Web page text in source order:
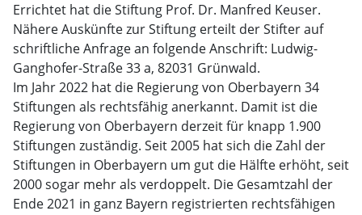
Errichtet hat die Stiftung Prof. Dr. Manfred Keuser.
Nähere Auskünfte zur Stiftung erteilt der Stifter auf
schriftliche Anfrage an folgende Anschrift: Ludwig-
Ganghofer-Straße 33 a, 82031 Grünwald.
Im Jahr 2022 hat die Regierung von Oberbayern 34
Stiftungen als rechtsfähig anerkannt. Damit ist die
Regierung von Oberbayern derzeit für knapp 1.900
Stiftungen zuständig. Seit 2005 hat sich die Zahl der
Stiftungen in Oberbayern um gut die Hälfte erhöht, seit
2000 sogar mehr als verdoppelt. Die Gesamtzahl der
Ende 2021 in ganz Bayern registrierten rechtsfähigen